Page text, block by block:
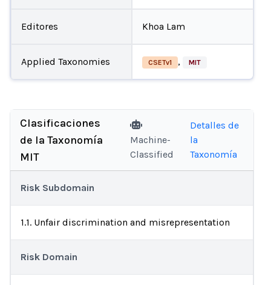
Editores Khoa Lam
Applied Taxonomies CSETv1 , MIT
Clasificaciones
de la Taxonomía
MIT
Machine-
Classified
Detalles de
la
Taxonomía
Risk Subdomain
1.1. Unfair discrimination and misrepresentation
Risk Domain